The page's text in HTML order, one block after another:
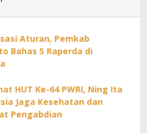
Aturan, Pemkab
Bahas 5 Raperda di
HUT Ke-64 PWRI, Ning Ita
Jaga Kesehatan dan
Pengabdian